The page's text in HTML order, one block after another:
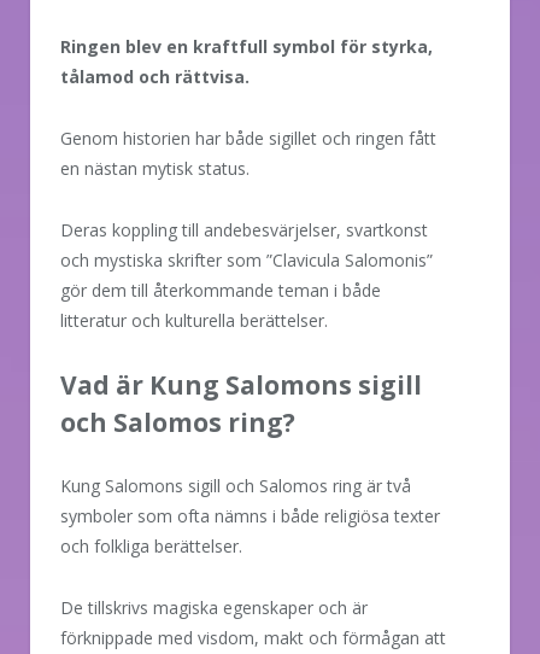
Ringen blev en kraftfull symbol för styrka,
tålamod och rättvisa.
Genom historien har både sigillet och ringen fått
en nästan mytisk status.
Deras koppling till andebesvärjelser, svartkonst
och mystiska skrifter som ”Clavicula Salomonis”
gör dem till återkommande teman i både
litteratur och kulturella berättelser.
Vad är Kung Salomons sigill
och Salomos ring?
Kung Salomons sigill och Salomos ring är två
symboler som ofta nämns i både religiösa texter
och folkliga berättelser.
De tillskrivs magiska egenskaper och är
förknippade med visdom, makt och förmågan att